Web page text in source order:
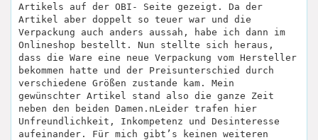
Artikels auf der OBI- Seite gezeigt. Da der
Artikel aber doppelt so teuer war und die
Verpackung auch anders aussah, habe ich dann im
Onlineshop bestellt. Nun stellte sich heraus,
dass die Ware eine neue Verpackung vom Hersteller
bekommen hatte und der Preisunterschied durch
verschiedene Größen zustande kam. Mein
gewünschter Artikel stand also die ganze Zeit
neben den beiden Damen.nLeider trafen hier
Unfreundlichkeit, Inkompetenz und Desinteresse
aufeinander. Für mich gibt’s keinen weiteren